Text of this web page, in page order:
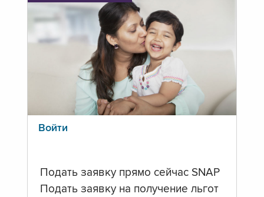
Войти
Подать заявку прямо сейчас SNAP
Подать заявку на получение льгот